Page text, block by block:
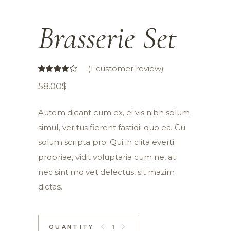
Brasserie Set
(1 customer review)
58.00$
Autem dicant cum ex, ei vis nibh solum
simul, veritus fierent fastidii quo ea. Cu
solum scripta pro. Qui in clita everti
propriae, vidit voluptaria cum ne, at
nec sint mo vet delectus, sit mazim
dictas.
Brasserie Set quantity